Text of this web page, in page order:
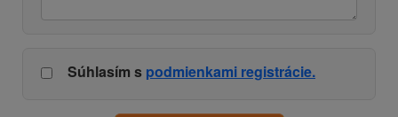
Súhlasím s podmienkami registrácie.